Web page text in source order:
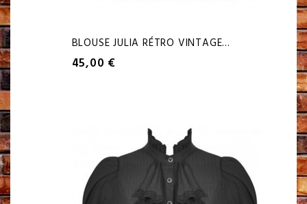
BLOUSE JULIA RÉTRO VINTAGE...
45,00 €